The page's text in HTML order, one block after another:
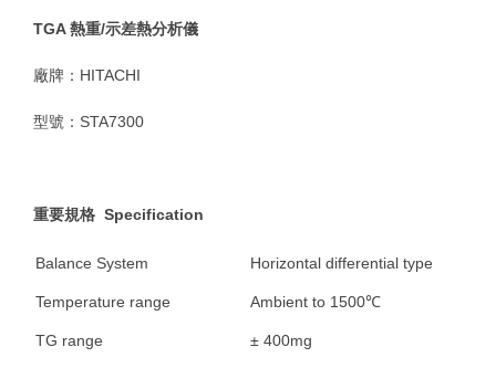
TGA 熱重/示差熱分析儀
廠牌：HITACHI
型號：STA7300
重要規格 Specification
Balance System Horizontal differential type
Temperature range Ambient to 1500℃
TG range ± 400mg